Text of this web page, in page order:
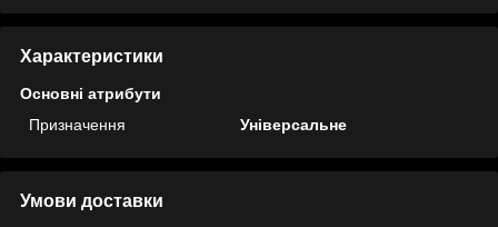
Характеристики
Основні атрибути
Призначення
Універсальне
Умови доставки